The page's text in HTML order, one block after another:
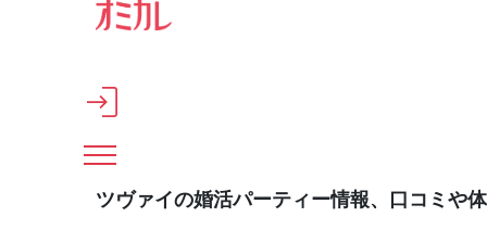
メインコンテンツへスキップ
ツヴァイの婚活パーティー情報、口コミや